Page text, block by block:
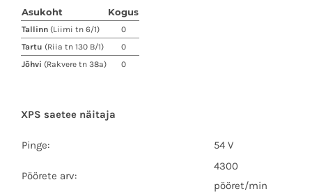
Asukoht Kogus
Tallinn (Liimi tn 6/1)
0
Tartu (Riia tn 130 B/1)
0
Jõhvi (Rakvere tn 38a) 0
XPS saetee näitaja
Pinge: 54 V
Pöörete arv:
4300
pööret/min